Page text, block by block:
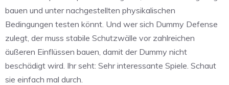
bauen und unter nachgestellten physikalischen
Bedingungen testen könnt. Und wer sich Dummy Defense
zulegt, der muss stabile Schutzwälle vor zahlreichen
äußeren Einflüssen bauen, damit der Dummy nicht
beschädigt wird. Ihr seht: Sehr interessante Spiele. Schaut
sie einfach mal durch.